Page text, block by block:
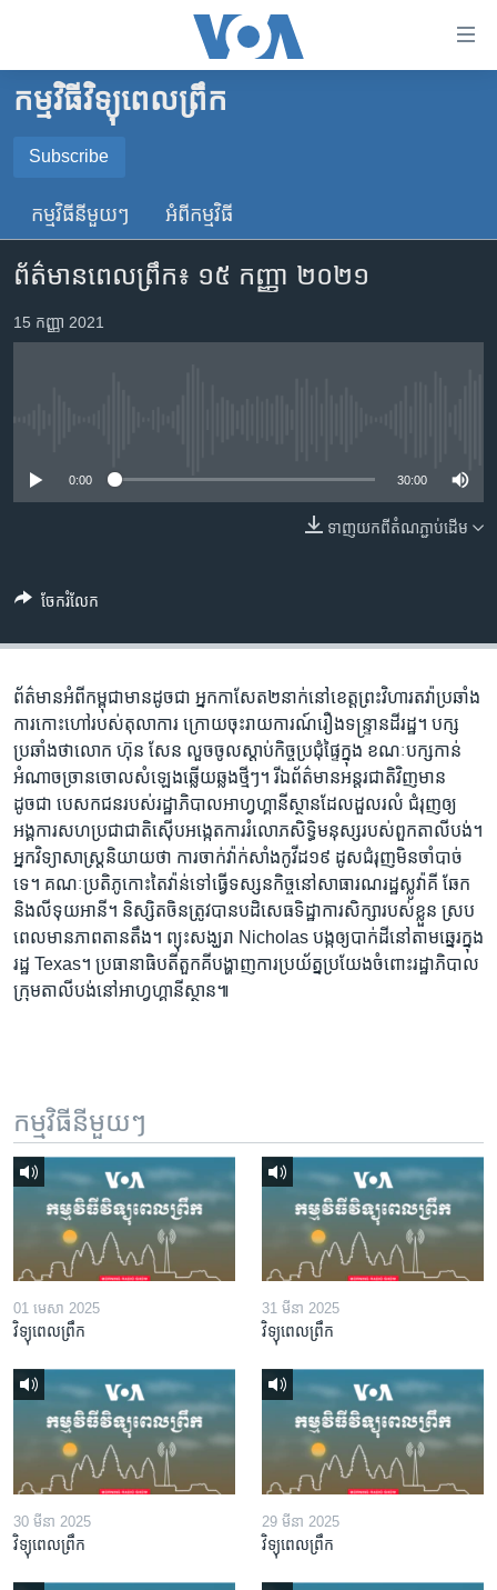
គេហទំព័រ​
ទាក់ទង
រំលង​
ទំព័រ​
ព័ត៌មាន​​
តែ​
ម្តង
រចនា
ចូល​
ទំព័រ​
កម្ពុជា
អន្តរជាតិ
ចិន
ហេឡូវីអូអេ
កម្ពុជាច្នៃប្រតិដ្ឋ
កម្មវិធីទាំងអស់
បណ្តាញ​សង្គម
ភាសា
កម្មវិធីវិទ្យុពេលព្រឹក
Subscribe
SUBSCRIBE
កម្មវិធី​នីមួយៗ អំពី​កម្មវិធី​
ព័ត៌មានពេលព្រឹក៖ ១៥ កញ្ញា ២០២១
15 កញ្ញា 2021
0:00 30:00
ទាញ​យក​ពី​តំណភ្ជាប់​ដើម
ចែករំលែក
ព័ត៌មាន​អំពី​កម្ពុជា​មាន​ដូចជា អ្នក​កាសែត​២​នាក់​នៅ​ខេត្ត​ព្រះ​វិហារ​តវ៉ា​ប្រឆាំង​
ការ​កោះ​ហៅ​របស់​តុលាការ ក្រោយ​ចុះ​រាយការណ៍​រឿង​ទន្រ្ទាន​ដី​រដ្ឋ។ បក្ស​
ប្រឆាំង​ថា​លោក ហ៊ុន សែន លួច​ចូល​ស្តាប់​កិច្ច​ប្រជុំ​ផ្ទៃ​ក្នុង ខណៈ​បក្ស​កាន់​
អំណាច​ច្រាន​ចោល​​​​សំឡេង​ឆ្លើយ​ឆ្លង​ថ្មីៗ។ រី​ឯ​ព័ត៌មាន​អន្តរជាតិ​វិញ​មាន​
ដូចជា បេសកជន​របស់​រដ្ឋាភិបាល​អាហ្វហ្គានីស្ថាន​ដែល​ដួល​រលំ ជំរុញ​ឲ្យ​
អង្គការ​សហប្រជាជាតិ​ស៊ើប​អង្កេត​ការរំលោភ​សិទ្ធិ​មនុស្ស​របស់​ពួក​តាលីបង់។
អ្នក​វិទ្យាសាស្រ្ត​និយាយ​ថា ការ​ចាក់​វ៉ាក់សាំង​កូវីដ១៩ ដូស​ជំរុញ​មិន​ចាំបាច់​
ទេ។ គណៈប្រតិភូ​កោះ​តៃវ៉ាន់​ទៅ​ធ្វើ​ទស្សនកិច្ច​នៅ​សាធារណរដ្ឋ​ស្លូវ៉ាគី ឆែក
និងលីទុយអានី។ និស្សិត​ចិន​ត្រូវ​បាន​បដិសេធ​ទិដ្ឋាការ​​សិក្សា​របស់​ខ្លួន ស្រប​
ពេល​មាន​ភាព​តានតឹង។ ព្យុះសង្ឃរា ​Nicholas ​បង្ក​ឲ្យ​បាក់​ដី​នៅ​តាម​ឆ្នេរ​ក្នុង​
រដ្ឋ Texas។ ប្រធានាធិបតី​តួកគី​បង្ហាញ​ការ​ប្រយ័ត្ន​ប្រយែង​ចំពោះ​រដ្ឋាភិបាល​
ក្រុម​តាលីបង់​នៅ​អាហ្វហ្គានីស្ថាន៕
កម្មវិធី​នីមួយៗ
01 មេសា 2025
វិទ្យុពេលព្រឹក
31 មីនា 2025
វិទ្យុពេលព្រឹក
30 មីនា 2025
វិទ្យុពេលព្រឹក
29 មីនា 2025
វិទ្យុពេលព្រឹក